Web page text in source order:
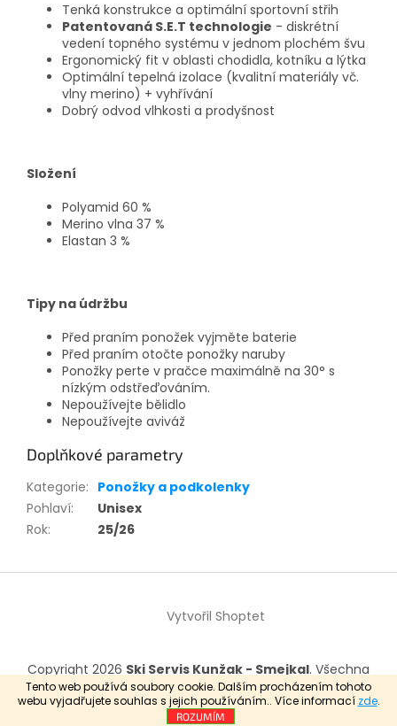
Tento web používá soubory cookie. Dalším procházením tohoto
webu vyjadřujete souhlas s jejich používáním.. Více informací zde.
ROZUMÍM
Tenká konstrukce a optimální sportovní střih
Patentovaná S.E.T technologie - diskrétní
vedení topného systému v jednom plochém švu
Ergonomický fit v oblasti chodidla, kotníku a lýtka
Optimální tepelná izolace (kvalitní materiály vč.
vlny merino) + vyhřívání
Dobrý odvod vlhkosti a prodyšnost
Složení
Polyamid 60 %
Merino vlna 37 %
Elastan 3 %
Tipy na údržbu
Před praním ponožek vyjměte baterie
Před praním otočte ponožky naruby
Ponožky perte v pračce maximálně na 30° s
nízkým odstřeďováním.
Nepoužívejte bělidlo
Nepoužívejte aviváž
Doplňkové parametry
Kategorie: Ponožky a podkolenky
Pohlaví:
Unisex
Rok: 25/26
í
Vytvořil Shoptet
Copyright 2026 Ski Servis Kunžak - Smejkal. Všechna
práva vyhrazena.